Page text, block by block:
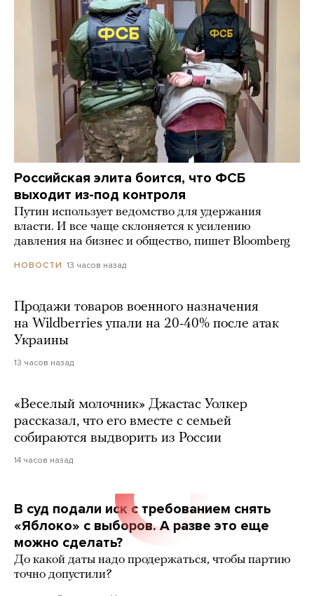
Российская элита боится, что ФСБ
выходит из-под контроля
Путин использует ведомство для удержания
власти. И все чаще склоняется к усилению
давления на бизнес и общество, пишет Bloomberg
НОВОСТИ 13 часов назад
Продажи товаров военного назначения
на Wildberries упали на 20-40% после атак
Украины
13 часов назад
«Веселый молочник» Джастас Уолкер
рассказал, что его вместе с семьей
собираются выдворить из России
14 часов назад
В суд подали иск с требованием снять
«Яблоко» с выборов. А разве это еще
можно сделать?
До какой даты надо продержаться, чтобы партию
точно допустили?